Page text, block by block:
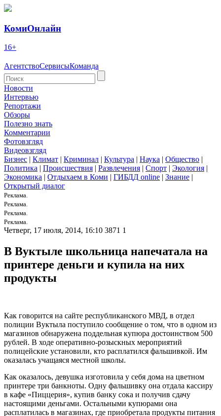
КомиОнлайн
16+
АгентствоСервисыКоманда
Новости
Интервью
Репортажи
Обзоры
Полезно знать
Комментарии
Фотовзгляд
Видеовзгляд
Бизнес | Климат | Криминал | Культура | Наука | Общество |
Политика | Происшествия | Развлечения | Спорт | Экология |
Экономика | Отдыхаем в Коми | ГИБДД online | Знание |
Открытый диалог
Реклама.
Реклама.
Реклама.
Реклама.
Четверг, 17 июля, 2014, 16:10 3871 1
В Вуктыле школьница напечатала на
принтере деньги и купила на них
продукты
Как говорится на сайте республиканского МВД, в отдел
полиции Вуктыла поступило сообщение о том, что в одном из
магазинов обнаружена поддельная купюра достоинством 500
рублей. В ходе оперативно-розыскных мероприятий
полицейские установили, кто расплатился фальшивкой. Им
оказалась учащаяся местной школы.
Как оказалось, девушка изготовила у себя дома на цветном
принтере три банкноты. Одну фальшивку она отдала кассиру
в кафе «Пиццерия», купив банку сока и получив сдачу
настоящими деньгами. Остальными купюрами она
расплатилась в магазинах, где приобретала продукты питания